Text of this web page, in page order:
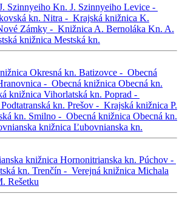
Szinnyeiho Kn. J. Szinnyeiho Levice -
kn. Nitra - Krajská knižnica K.
Zámky - Knižnica A. Bernoláka Kn. A.
knižnica Mestská kn.
Okresná kn. Batizovce - Obecná
- Obecná knižnica Obecná kn.
knižnica Vihorlatská kn. Poprad -
Podtatranská kn. Prešov - Krajská knižnica P.
kn. Smilno - Obecná knižnica Obecná kn.
knižnica Ľubovnianska kn.
knižnica Hornonitrianska kn. Púchov -
kn. Trenčín - Verejná knižnica Michala
Rešetku